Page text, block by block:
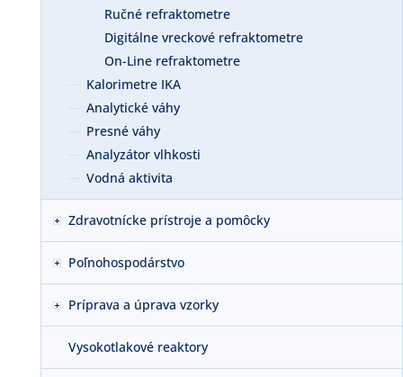
Ručné refraktometre
Digitálne vreckové refraktometre
On-Line refraktometre
Kalorimetre IKA
Analytické váhy
Presné váhy
Analyzátor vlhkosti
Vodná aktivita
Zdravotnícke prístroje a pomôcky
Poľnohospodárstvo
Príprava a úprava vzorky
Vysokotlakové reaktory